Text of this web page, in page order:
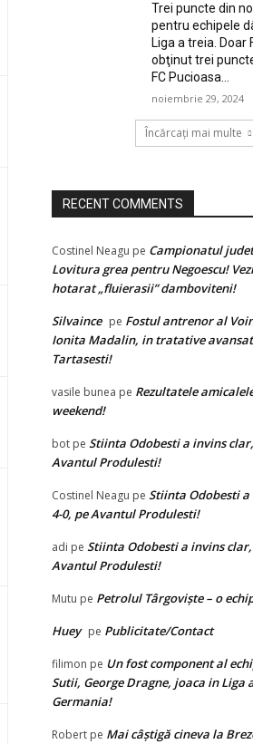
Trei puncte din
pentru echipele
Liga a treia. Doar
obţinut trei
FC Pucioasa...
noiembrie 29, 2024
Încărcați mai multe
RECENT COMMENTS
Costinel Neagu pe Campionatul
Lovitura grea pentru Negoescu!
hotarat „fluierasii” damboviteni!
Silvaince pe Fostul antrenor al
Ionita Madalin, in tratative
Tartasesti!
vasile bunea pe Rezultatele
weekend!
bot pe Stiinta Odobesti a invins
Avantul Produlesti!
Costinel Neagu pe Stiinta Odobesti
4-0, pe Avantul Produlesti!
adi pe Stiinta Odobesti a invins clar,
Avantul Produlesti!
Mutu pe Petrolul Târgovişte – o
Huey pe Publicitate/Contact
filimon pe Un fost component al
Sutii, George Dragne, joaca in Liga
Germania!
Robert pe Mai câștigă cineva la